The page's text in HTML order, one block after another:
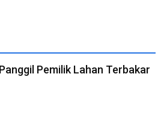
Pemilik Lahan Terbakar